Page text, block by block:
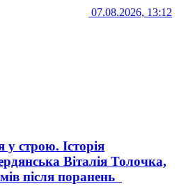
07.08.2026, 13:12
строю. Історія
Віталія Толочка,
після поранень